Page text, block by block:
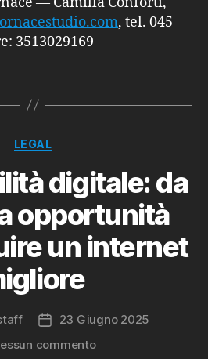
, tel. 045
3513029169
Categorie
LEGAL
digitale: da
opportunità
un internet
Data
dell'articolo
23 Giugno 2025
commentosu